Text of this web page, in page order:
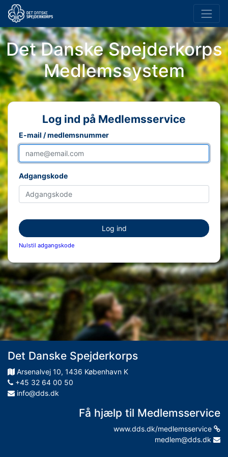
Det Danske Spejderkorps
Medlemssystem
Log ind på Medlemsservice
E-mail / medlemsnummer
Adgangskode
Log ind
Nulstil adgangskode
Det Danske Spejderkorps
Arsenalvej 10, 1436 København K
+45 32 64 00 50
info@dds.dk
Få hjælp til Medlemsservice
www.dds.dk/medlemsservice
medlem@dds.dk